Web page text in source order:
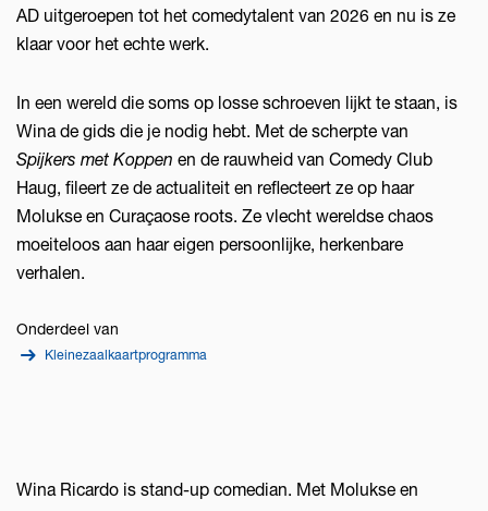
AD uitgeroepen tot het comedytalent van 2026 en nu is ze
klaar voor het echte werk.
In een wereld die soms op losse schroeven lijkt te staan, is
Wina de gids die je nodig hebt. Met de scherpte van
Spijkers met Koppen en de rauwheid van Comedy Club
Haug, fileert ze de actualiteit en reflecteert ze op haar
Molukse en Curaçaose roots. Ze vlecht wereldse chaos
moeiteloos aan haar eigen persoonlijke, herkenbare
verhalen.
Onderdeel van
Kleinezaalkaartprogramma
Wina Ricardo is stand-up comedian. Met Molukse en